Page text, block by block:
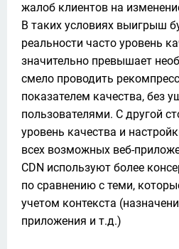
жалоб клиентов на
В таких условиях выигрыш
реальности часто уровень
значительно превышает
смело проводить
показателем качества, без
пользователями. С другой
уровень качества и
всех возможных веб-
CDN используют более
по сравнению с теми,
учетом контекста
приложения и т.д.)